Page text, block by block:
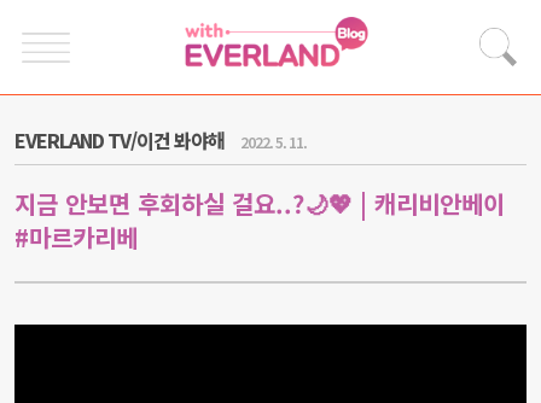
EVERLAND TV/이건 봐야해 2022. 5. 11.
지금 안보면 후회하실 걸요..?🌙💖 | 캐리비안베이
#마르카리베